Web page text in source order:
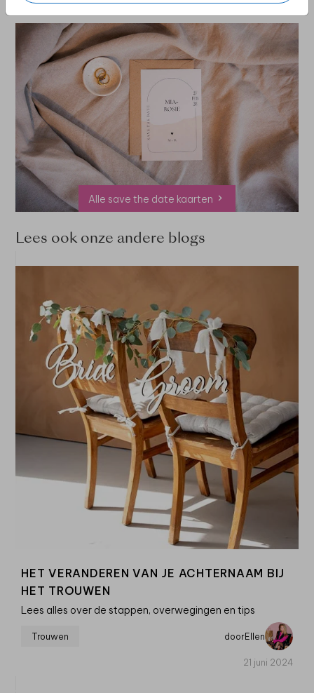
Alle save the date kaarten
Lees ook onze andere blogs
HET VERANDEREN VAN JE ACHTERNAAM BIJ
HET TROUWEN
Lees alles over de stappen, overwegingen en tips
Trouwen doorEllen
21 juni 2024